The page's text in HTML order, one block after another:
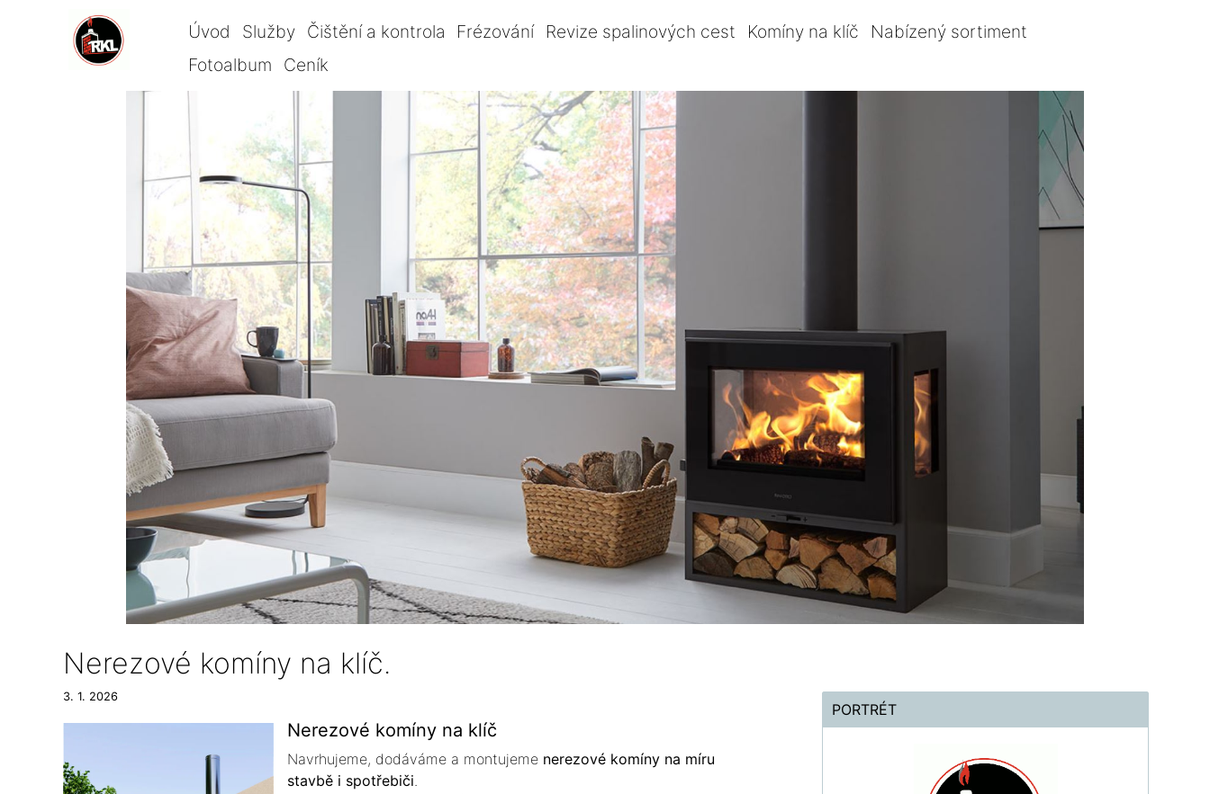
Úvod Služby Čištění a kontrola Frézování Revize spalinových cest Komíny na klíč
Nabízený sortiment
Fotoalbum
Ceník
Nerezové komíny na klíč.
3. 1. 2026
Nerezové komíny na klíč
Navrhujeme, dodáváme a montujeme nerezové komíny na míru
stavbě i spotřebiči
PORTRÉT